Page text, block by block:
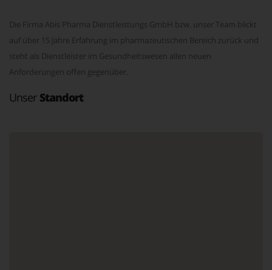
Die Firma Abis Pharma Dienstleistungs GmbH bzw. unser Team blickt
auf über 15 Jahre Erfahrung im pharmazeutischen Bereich zurück und
steht als Dienstleister im Gesundheitswesen allen neuen
Anforderungen offen gegenüber.
Unser Standort